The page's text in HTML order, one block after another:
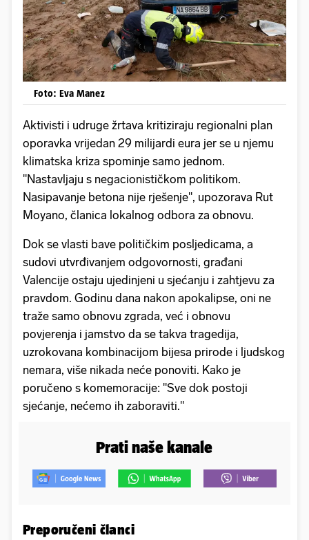
Foto: Eva Manez
Aktivisti i udruge žrtava kritiziraju regionalni plan
oporavka vrijedan 29 milijardi eura jer se u njemu
klimatska kriza spominje samo jednom.
"Nastavljaju s negacionističkom politikom.
Nasipavanje betona nije rješenje", upozorava Rut
Moyano, članica lokalnog odbora za obnovu.
Dok se vlasti bave političkim posljedicama, a
sudovi utvrđivanjem odgovornosti, građani
Valencije ostaju ujedinjeni u sjećanju i zahtjevu za
pravdom. Godinu dana nakon apokalipse, oni ne
traže samo obnovu zgrada, već i obnovu
povjerenja i jamstvo da se takva tragedija,
uzrokovana kombinacijom bijesa prirode i ljudskog
nemara, više nikada neće ponoviti. Kako je
poručeno s komemoracije: "Sve dok postoji
sjećanje, nećemo ih zaboraviti."
Prati naše kanale
Preporučeni članci